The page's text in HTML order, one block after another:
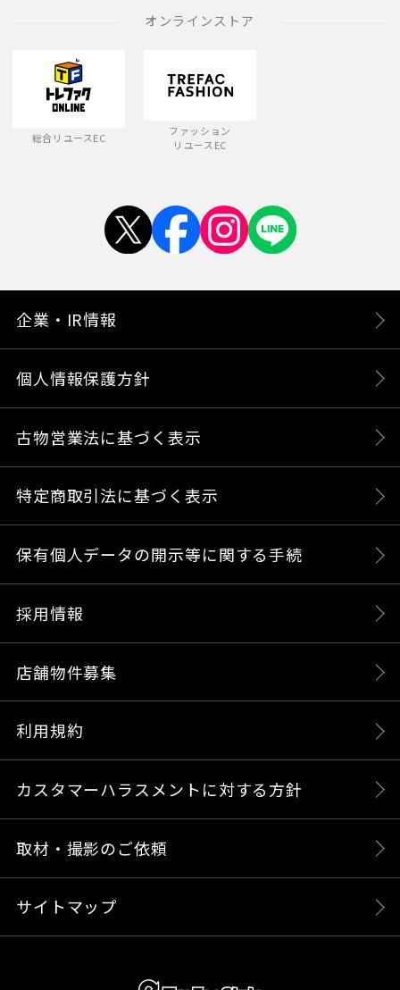
オンラインストア
総合リユースEC
ファッション
リユースEC
企業・IR情報
個人情報保護方針
古物営業法に基づく表示
特定商取引法に基づく表示
保有個人データの開示等に関する手続
採用情報
店舗物件募集
利用規約
カスタマーハラスメントに対する方針
取材・撮影のご依頼
サイトマップ